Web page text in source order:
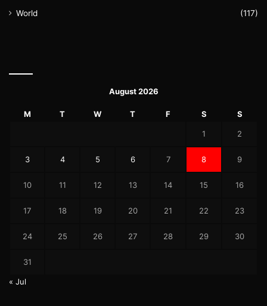
World
(117)
August 2026
M T W T F S S
1 2
3 4 5 6 7 8 9
10 11 12 13 14 15 16
17 18 19 20 21 22 23
24 25 26 27 28 29 30
31
« Jul